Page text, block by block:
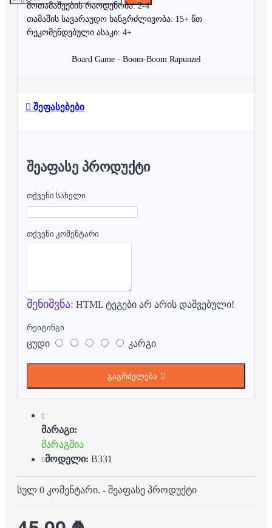
მოთამაშეების რაოდენობა: 2-4
თამაშის სავარაუდო ხანგრძლივობა: 15+ წთ
რეკომენდებული ასაკი: 4+
Board Game - Boom-Boom Rapunzel
შეფასებები
ᲨᲔᲐᲤᲐᲡᲔ ᲞᲠᲝᲓᲣᲥᲢᲘ
თქვენი სახელი
თქვენი კომენტარი
შენიშვნა: HTML ტეგები არ არის დაშვებული!
რეიტინგი
ცუდი კარგი
გაგრძელება
მარაგი:
მარაგშია
მოდელი: B331
სულ 0 კომენტარი. - შეაფასე პროდუქტი